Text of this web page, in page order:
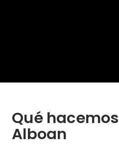
Qué
Alboan